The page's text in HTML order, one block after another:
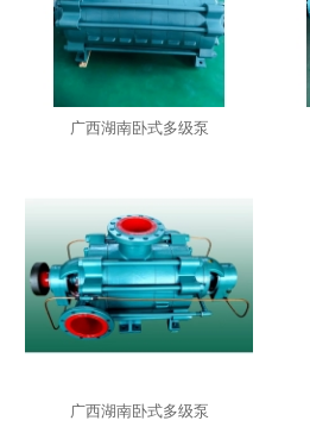
广西湖南卧式多级泵
广西湖南卧式多级泵